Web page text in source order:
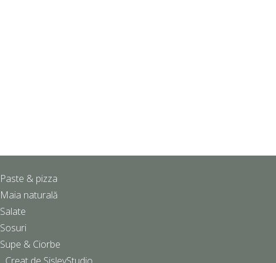
Paste & pizza
Maia naturală
Salate
Sosuri
Supe & Ciorbe